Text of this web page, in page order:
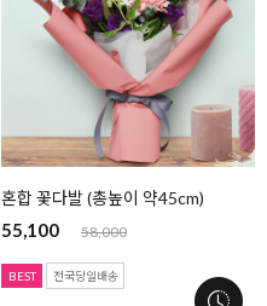
혼합 꽃다발 (총높이 약45cm)
55,100 58,000
BEST 전국당일배송